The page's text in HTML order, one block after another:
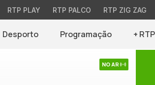
RTP PLAY RTP PALCO RTP ZIG ZAG
Desporto Programação +
NO AR